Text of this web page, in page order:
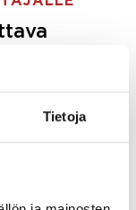
Tietoja
etsimme juuri